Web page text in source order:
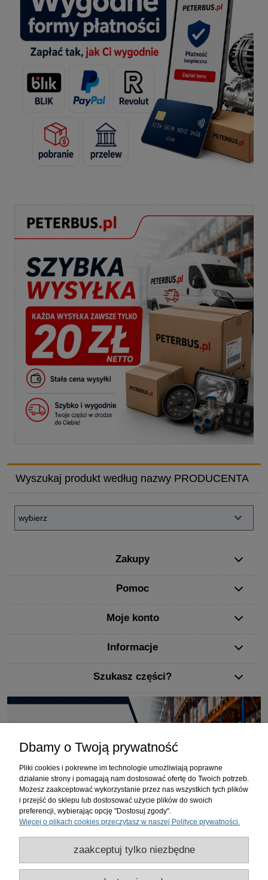
Wyszukaj produkt według nazwy PRODUCENTA
Zakupy
Pomoc
Moje konto
Informacje
Szukasz części?
Dbamy o Twoją prywatność
Pliki cookies i pokrewne im technologie umożliwiają poprawne
działanie strony i pomagają nam dostosować ofertę do Twoich potrzeb.
Możesz zaakceptować wykorzystanie przez nas wszystkich tych plików
i przejść do sklepu lub dostosować użycie plików do swoich
preferencji, wybierając opcję "Dostosuj zgody".
Więcej o plikach cookies przeczytasz w naszej Polityce prywatności.
zaakceptuj tylko niezbędne